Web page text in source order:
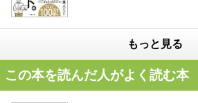
もっと見る
この本を読んだ人がよく読む本